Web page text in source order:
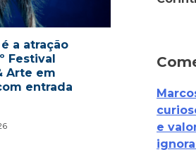
a atração
Festival
Arte em
entrada
e